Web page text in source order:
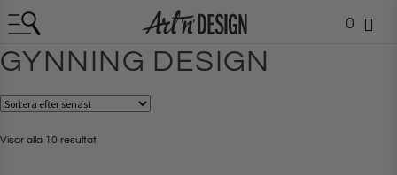
0
GYNNING DESIGN
Visar alla 10 resultat